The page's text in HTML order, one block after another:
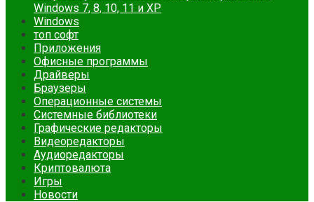
Windows 7, 8, 10, 11 и XP
Windows
топ софт
Приложения
Офисные программы
Драйверы
Браузеры
Операционные системы
Cистемные библиотеки
Графические редакторы
Видеоредакторы
Аудиоредакторы
Криптовалюта
Игры
Новости